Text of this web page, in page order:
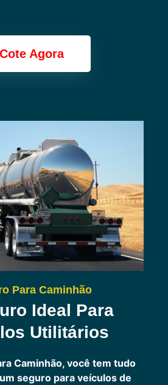
Cote Agora
Para Caminhão
Ideal Para
Utilitários
Caminhão, você tem tudo
seguro para veículos de